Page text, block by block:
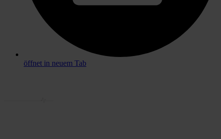
öffnet in neuem Tab